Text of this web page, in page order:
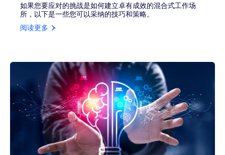
如果您要应对的挑战是如何建立卓有成效的混合式工作场
所，以下是一些您可以采纳的技巧和策略。
阅读更多